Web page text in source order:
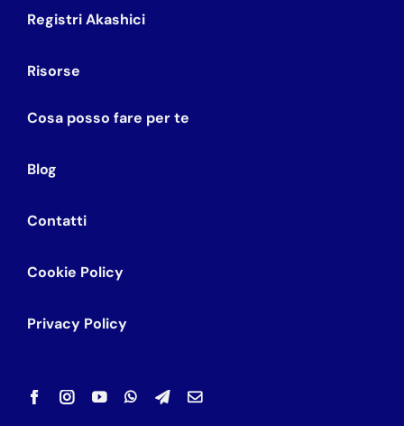
Registri Akashici
Risorse
Cosa posso fare per te
Blog
Contatti
Cookie Policy
Privacy Policy